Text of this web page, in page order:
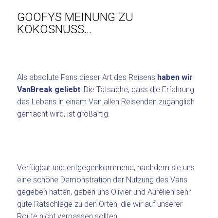
GOOFYS MEINUNG ZU
KOKOSNUSS…
Als absolute Fans dieser Art des Reisens haben wir
VanBreak geliebt! Die Tatsache, dass die Erfahrung
des Lebens in einem Van allen Reisenden zugänglich
gemacht wird, ist großartig.
Verfügbar und entgegenkommend, nachdem sie uns
eine schöne Demonstration der Nutzung des Vans
gegeben hatten, gaben uns Olivier und Aurélien sehr
gute Ratschläge zu den Orten, die wir auf unserer